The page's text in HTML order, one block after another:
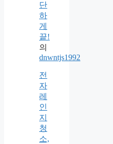
단
하
게
끝!
의
dnwntjs1992
전
자
레
인
지
청
소,